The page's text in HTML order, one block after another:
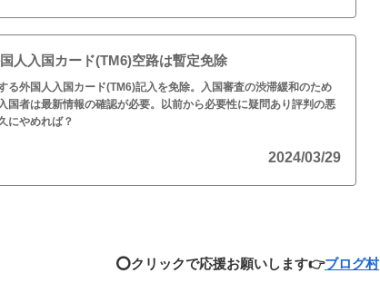
人入国カード(TM6)空路は暫定免除
る外国人入国カード(TM6)記入を免除。入国審査の渋滞緩和のため
国者は最新情報の確認が必要。以前から必要性に疑問あり評判の悪
にやめれば？
2024/03/29
⭕️クリックで応援お願いします👉ブログ村